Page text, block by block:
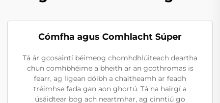
Cómfha agus Comhlacht Súper
Tá ár gcosaintí béimeog chomhdhlúiteach deartha
chun comhbhéime a bheith ar an gcothromas is
fearr, ag ligean dóibh a chaitheamh ar feadh
tréimhse fada gan aon ghortú. Tá na hairgí a
úsáidtear bog ach neartmhar, ag cinntiú go